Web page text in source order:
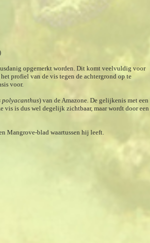
opgemerkt worden. Dit komt veelvuldig voor
profiel van de vis tegen de achtergrond op te
voor.
) van de Amazone. De gelijkenis met een
is dus wel degelijk zichtbaar, maar wordt door een
Mangrove-blad waartussen hij leeft.